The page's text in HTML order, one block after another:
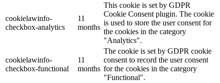
cookielawinfo-
checkbox-analytics
11
months
This cookie is set by GDPR
Cookie Consent plugin. The cookie
is used to store the user consent for
the cookies in the category
"Analytics".
cookielawinfo-
checkbox-functional
11
months
The cookie is set by GDPR cookie
consent to record the user consent
for the cookies in the category
"Functional".